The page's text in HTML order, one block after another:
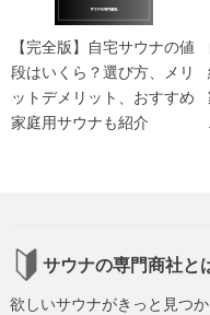
【完全版】自宅サウナの値
段はいくら？選び方、メリ
ットデメリット、おすすめ
家庭用サウナも紹介
サウナの専門商社と
欲しいサウナがきっと見つ